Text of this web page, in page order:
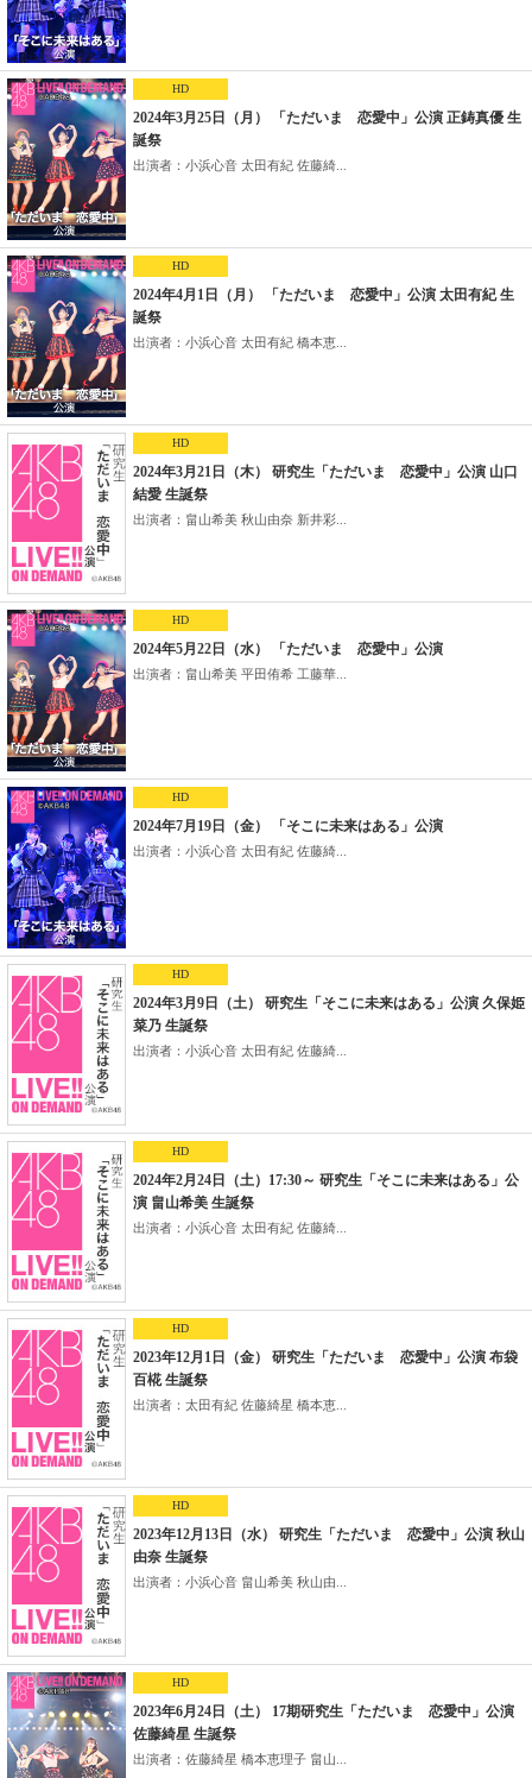
HD
2024年3月25日（月） 「ただいま 恋愛中」公演 正鋳真優 生
誕祭
出演者：小浜心音 太田有紀 佐藤綺...
HD
2024年4月1日（月） 「ただいま 恋愛中」公演 太田有紀 生
誕祭
出演者：小浜心音 太田有紀 橋本恵...
HD
2024年3月21日（木） 研究生「ただいま 恋愛中」公演 山口
結愛 生誕祭
出演者：畠山希美 秋山由奈 新井彩...
HD
2024年5月22日（水） 「ただいま 恋愛中」公演
出演者：畠山希美 平田侑希 工藤華...
HD
2024年7月19日（金） 「そこに未来はある」公演
出演者：小浜心音 太田有紀 佐藤綺...
HD
2024年3月9日（土） 研究生「そこに未来はある」公演 久保姫
菜乃 生誕祭
出演者：小浜心音 太田有紀 佐藤綺...
HD
2024年2月24日（土）17:30～ 研究生「そこに未来はある」公
演 畠山希美 生誕祭
出演者：小浜心音 太田有紀 佐藤綺...
HD
2023年12月1日（金） 研究生「ただいま 恋愛中」公演 布袋
百椛 生誕祭
出演者：太田有紀 佐藤綺星 橋本恵...
HD
2023年12月13日（水） 研究生「ただいま 恋愛中」公演 秋山
由奈 生誕祭
出演者：小浜心音 畠山希美 秋山由...
HD
2023年6月24日（土） 17期研究生「ただいま 恋愛中」公演
佐藤綺星 生誕祭
出演者：佐藤綺星 橋本恵理子 畠山...